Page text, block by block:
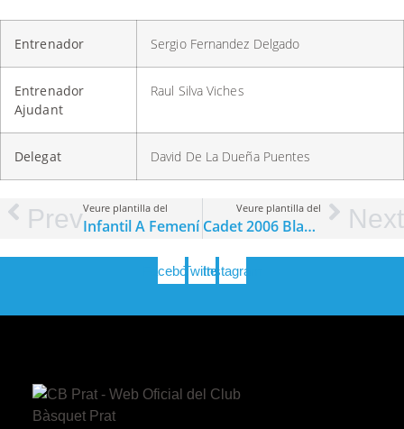
Entrenador Sergio Fernandez Delgado
Entrenador
Ajudant
Raul Silva Viches
Delegat David De La Dueña Puentes
PrevVeure plantilla del
Infantil A Femení
Veure plantilla del
Cadet 2006 Blanc Masculí Next
FacebookTwitterInstagram